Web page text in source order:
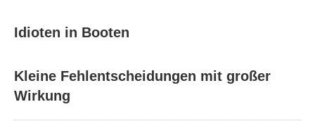
Idioten in Booten
Kleine Fehlentscheidungen mit großer
Wirkung